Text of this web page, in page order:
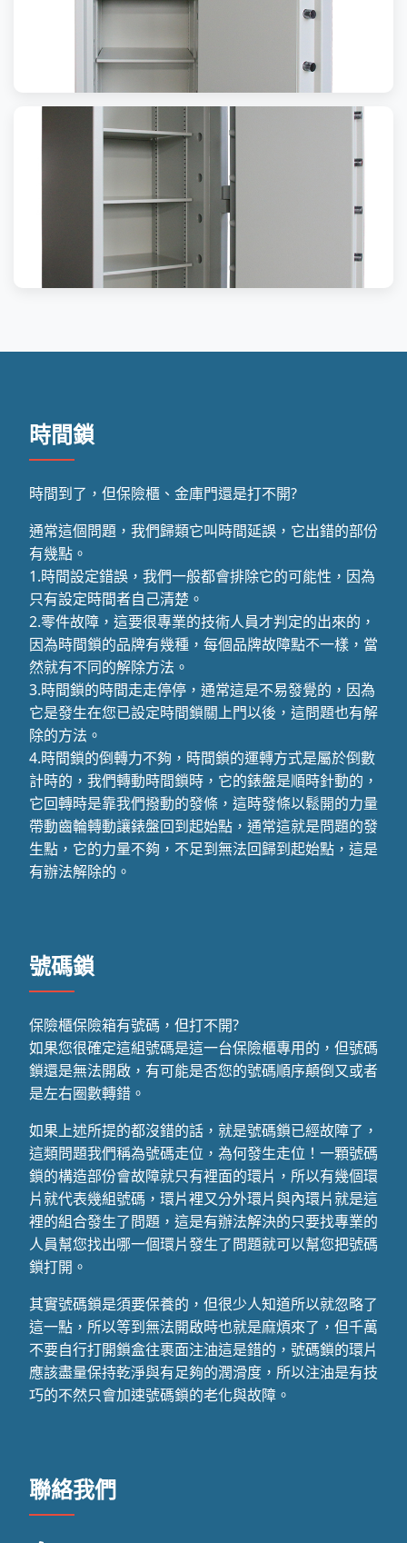
時間鎖
時間到了，但保險櫃、金庫門還是打不開?
通常這個問題，我們歸類它叫時間延誤，它出錯的部份
有幾點。
1.時間設定錯誤，我們一般都會排除它的可能性，因為
只有設定時間者自己清楚。
2.零件故障，這要很專業的技術人員才判定的出來的，
因為時間鎖的品牌有幾種，每個品牌故障點不一樣，當
然就有不同的解除方法。
3.時間鎖的時間走走停停，通常這是不易發覺的，因為
它是發生在您已設定時間鎖關上門以後，這問題也有解
除的方法。
4.時間鎖的倒轉力不夠，時間鎖的運轉方式是屬於倒數
計時的，我們轉動時間鎖時，它的錶盤是順時針動的，
它回轉時是靠我們撥動的發條，這時發條以鬆開的力量
帶動齒輪轉動讓錶盤回到起始點，通常這就是問題的發
生點，它的力量不夠，不足到無法回歸到起始點，這是
有辦法解除的。
號碼鎖
保險櫃保險箱有號碼，但打不開?
如果您很確定這組號碼是這一台保險櫃專用的，但號碼
鎖還是無法開啟，有可能是否您的號碼順序顛倒又或者
是左右圈數轉錯。
如果上述所提的都沒錯的話，就是號碼鎖已經故障了，
這類問題我們稱為號碼走位，為何發生走位！一顆號碼
鎖的構造部份會故障就只有裡面的環片，所以有幾個環
片就代表幾組號碼，環片裡又分外環片與內環片就是這
裡的組合發生了問題，這是有辦法解決的只要找專業的
人員幫您找出哪一個環片發生了問題就可以幫您把號碼
鎖打開。
其實號碼鎖是須要保養的，但很少人知道所以就忽略了
這一點，所以等到無法開啟時也就是麻煩來了，但千萬
不要自行打開鎖盒往裹面注油這是錯的，號碼鎖的環片
應該盡量保持乾淨與有足夠的潤滑度，所以注油是有技
巧的不然只會加速號碼鎖的老化與故障。
聯絡我們